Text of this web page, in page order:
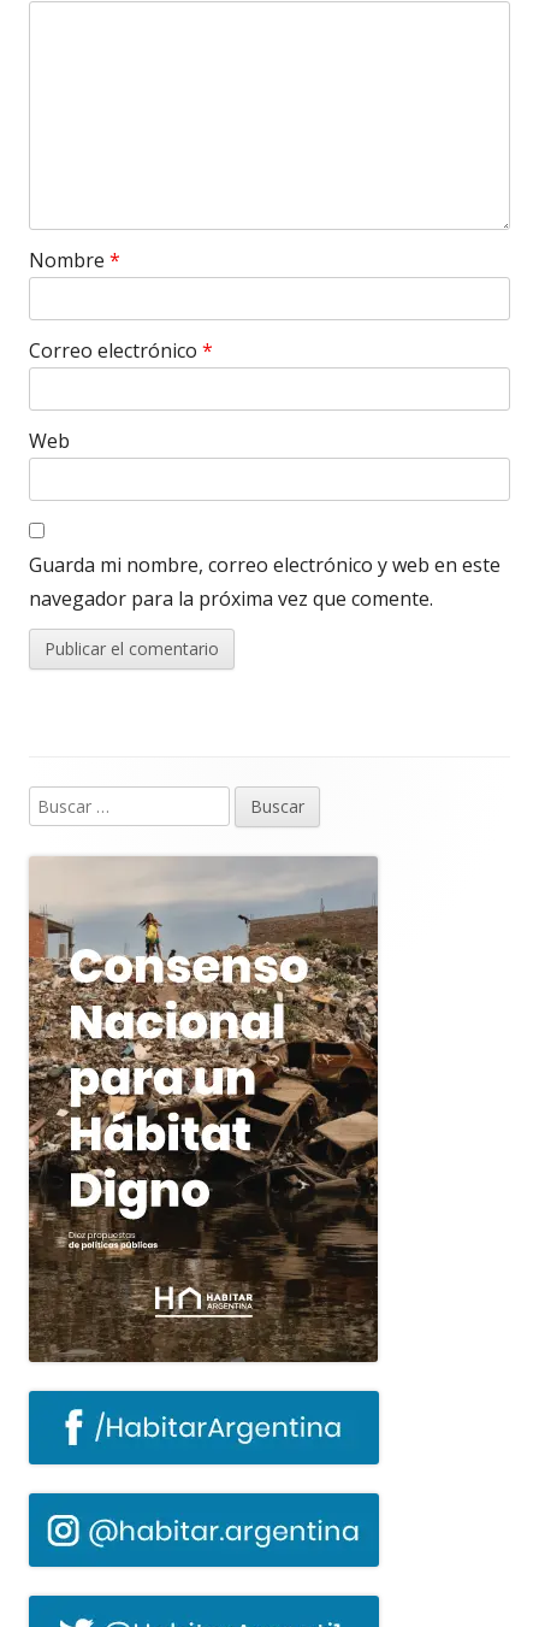
Nombre *
Correo electrónico *
Web
Guarda mi nombre, correo electrónico y web en este
navegador para la próxima vez que comente.
Barra
lateral
principal
Buscar: